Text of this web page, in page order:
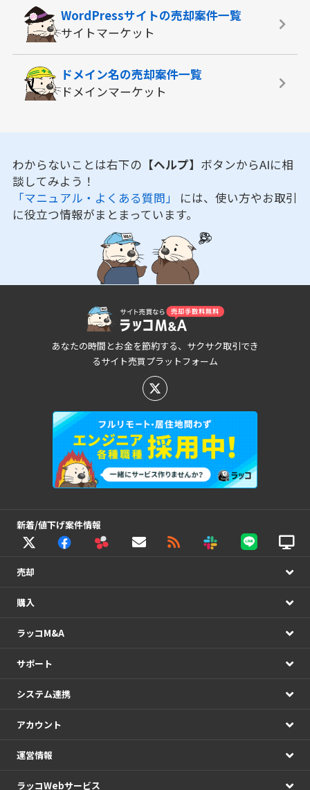
WordPressサイトの売却案件一覧
サイトマーケット
ドメイン名の売却案件一覧
ドメインマーケット
わからないことは右下の 【ヘルプ】 ボタンからAIに相
談してみよう！
「マニュアル・よくある質問」 には、使い方やお取引
に役立つ情報がまとまっています。
あなたの時間とお金を節約する、サクサク取引でき
るサイト売買プラットフォーム
新着/値下げ案件情報
売却
購入
ラッコM&A
サポート
システム連携
アカウント
運営情報
ラッコWebサービス